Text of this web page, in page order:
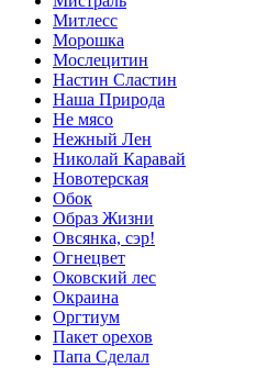
Митлесс
Морошка
Мослецитин
Настин Сластин
Наша Природа
Не мясо
Нежный Лен
Николай Каравай
Новотерская
Обок
Образ Жизни
Овсянка, сэр!
Огнецвет
Оковский лес
Окраина
Оргтиум
Пакет орехов
Папа Сделал